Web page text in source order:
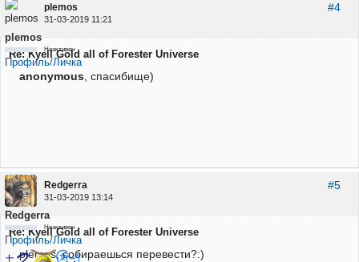
#4
plemos
31-03-2019 11:21
plemos
Неактивен
Профиль/Личка
Re: Kyell Gold all of Forester Universe
anonymous, спасибище)
#5
Redgerra
31-03-2019 13:14
Redgerra
Неактивен
Профиль/Личка
Re: Kyell Gold all of Forester Universe
plemos, собираешься перевести?:)